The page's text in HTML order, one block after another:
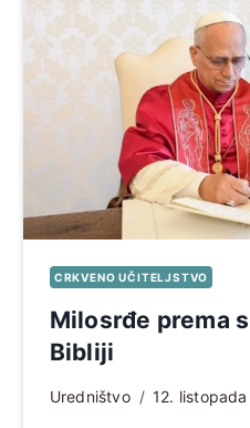
CRKVENO UČITELJSTVO
Milosrđe prema
Bibliji
Uredništvo 12.